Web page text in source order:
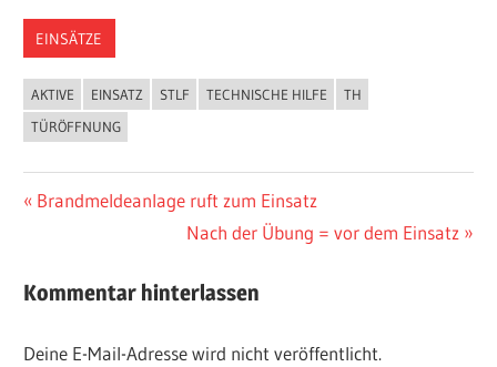
schreiben
hier
über
Einsätze,
Fahrzeuge,
Termine
und
EINSÄTZE
AKTIVE EINSATZ STLF TECHNISCHE HILFE
TH
TÜRÖFFNUNG
Beitragsnavigation
Vorheriger
Brandmeldeanlage ruft zum Einsatz
Nächster
Nach der Übung = vor dem Einsatz
Kommentar hinterlassen
Deine E-Mail-Adresse wird nicht veröffentlicht.